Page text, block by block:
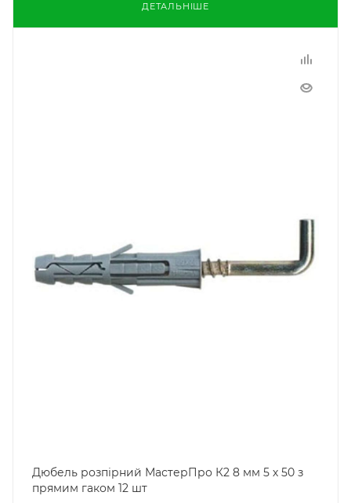
ДЕТАЛЬНІШЕ
Дюбель розпірний МастерПро К2 8 мм 5 х 50 з
прямим гаком 12 шт